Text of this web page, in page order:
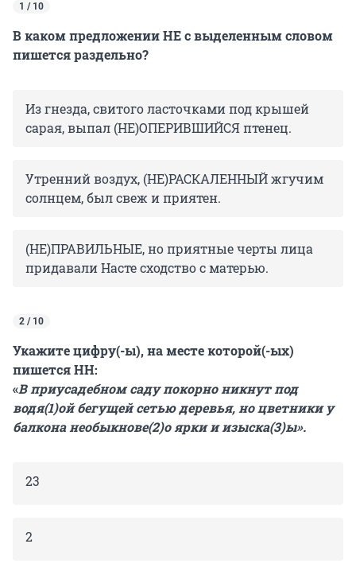
1 / 10
В каком предложении НЕ с выделенным словом
пишется раздельно?
Из гнезда, свитого ласточками под крышей
сарая, выпал (НЕ)ОПЕРИВШИЙСЯ птенец.
Утренний воздух, (НЕ)РАСКАЛЕННЫЙ жгучим
солнцем, был свеж и приятен.
(НЕ)ПРАВИЛЬНЫЕ, но приятные черты лица
придавали Насте сходство с матерью.
2 / 10
Укажите цифру(-ы), на месте которой(-ых)
пишется НН:
«В приусадебном саду покорно никнут под
водя(1)ой бегущей сетью деревья, но цветники у
балкона необыкнове(2)о ярки и изыска(3)ы».
23
2